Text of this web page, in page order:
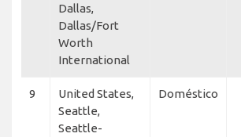
Dallas,
Dallas/Fort
Worth
International
9
United States,
Seattle,
Seattle-
Doméstico